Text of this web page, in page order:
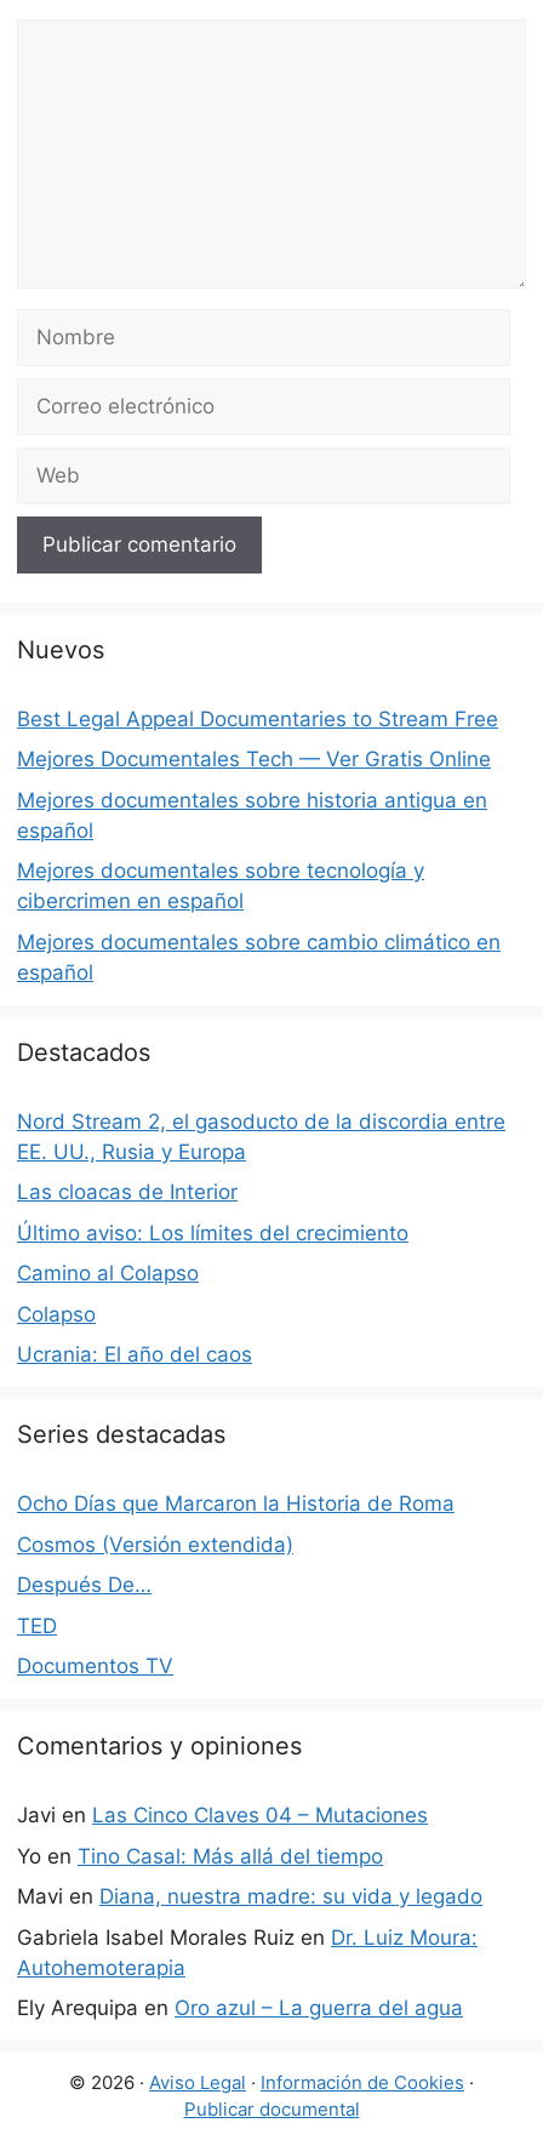
electrónico
Nuevos
Best Legal Appeal Documentaries to Stream Free
Mejores Documentales Tech — Ver Gratis Online
Mejores documentales sobre historia antigua en
español
Mejores documentales sobre tecnología y
cibercrimen en español
Mejores documentales sobre cambio climático en
español
Destacados
Nord Stream 2, el gasoducto de la discordia entre
EE. UU., Rusia y Europa
Las cloacas de Interior
Último aviso: Los límites del crecimiento
Camino al Colapso
Colapso
Ucrania: El año del caos
Series destacadas
Ocho Días que Marcaron la Historia de Roma
Cosmos (Versión extendida)
Después De…
TED
Documentos TV
Comentarios y opiniones
Javi en Las Cinco Claves 04 – Mutaciones
Yo en Tino Casal: Más allá del tiempo
Mavi en Diana, nuestra madre: su vida y legado
Gabriela Isabel Morales Ruiz en Dr. Luiz Moura:
Autohemoterapia
Ely Arequipa en Oro azul – La guerra del agua
© 2026 · Aviso Legal · Información de Cookies ·
Publicar documental